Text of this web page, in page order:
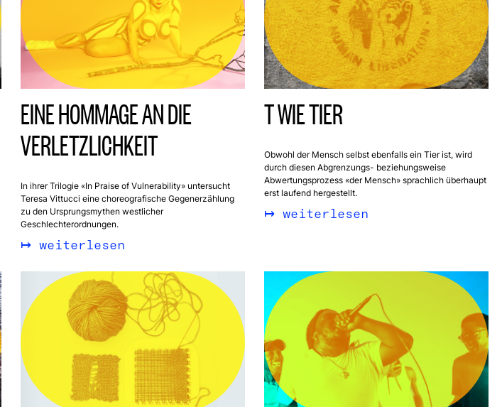
EINE HOMMAGE AN DIE
VERLETZLICHKEIT
In ihrer Trilogie «In Praise of Vulnerability» untersucht
Teresa Vittucci eine choreografische Gegenerzählung
zu den Ursprungsmythen westlicher
Geschlechterordnungen.
weiterlesen
T WIE TIER
Obwohl der Mensch selbst ebenfalls ein Tier ist, wird
durch diesen Abgrenzungs- beziehungsweise
Abwertungsprozess «der Mensch» sprachlich überhaupt
erst laufend hergestellt.
weiterlesen